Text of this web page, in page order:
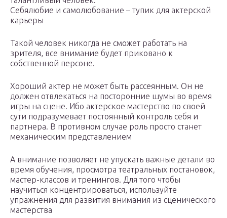
Себялюбие и самолюбование – тупик для актерской
карьеры
Такой человек никогда не сможет работать на
зрителя, все внимание будет приковано к
собственной персоне.
Хороший актер не может быть рассеянным. Он не
должен отвлекаться на посторонние шумы во время
игры на сцене. Ибо актерское мастерство по своей
сути подразумевает постоянный контроль себя и
партнера. В противном случае роль просто станет
механическим представлением
А внимание позволяет не упускать важные детали во
время обучения, просмотра театральных постановок,
мастер-классов и тренингов. Для того чтобы
научиться концентрироваться, используйте
упражнения для развития внимания из сценического
мастерства